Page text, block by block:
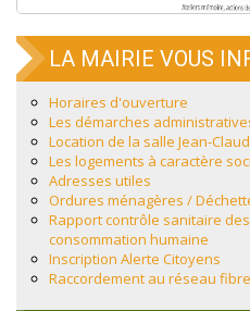
LA MAIRIE VOUS
Horaires d'ouverture
Les démarches
Location de la salle Jean-
Les logements à caractère
Adresses utiles
Ordures ménagères /
Rapport contrôle sanitaire
consommation humaine
Inscription Alerte Citoyens
Raccordement au réseau